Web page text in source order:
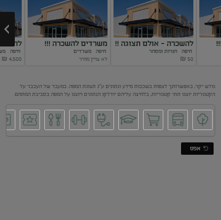
להשכרה - אולם תצוגה !!
חיפה חנויות ומסחר
50
₪
משרדים להשכרה !!!
חיפה משרדים
לא צויין מחיר
חיפה
4,500
₪
גולש יקר, באפשרותך לצפות בשכבות מידע ונתונים ע"ג תצוגת המפה. במעבר של העכבר על
הקטגוריות יוצגו תתי קטגוריות, בלחיצה עליהם יודלקו הנתונים ויוצגו על המפה בסביבת המתחם.
אפס